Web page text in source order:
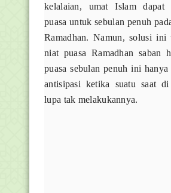
kelalaian, umat Islam dapat
puasa untuk sebulan penuh
Ramadhan. Namun, solusi ini
niat puasa Ramadhan saban
puasa sebulan penuh ini hanya
antisipasi ketika suatu saat
lupa tak melakukannya.